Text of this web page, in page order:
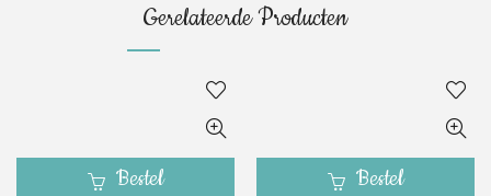
Gerelateerde Producten
Bestel Bestel